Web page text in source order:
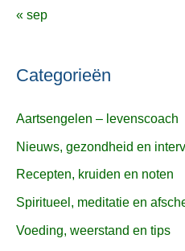
« sep
Categorieën
Aartsengelen – levenscoach
Nieuws, gezondheid en
Recepten, kruiden en noten
Spiritueel, meditatie en
Voeding, weerstand en tips